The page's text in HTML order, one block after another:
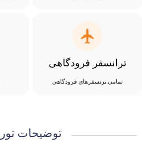
ترانسفر فرودگاهی
تمامی ترنسفرهای فرودگاهی
توضیحات تور